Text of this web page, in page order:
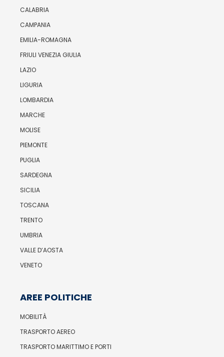
CALABRIA
CAMPANIA
EMILIA-ROMAGNA
FRIULI VENEZIA GIULIA
LAZIO
LIGURIA
LOMBARDIA
MARCHE
MOLISE
PIEMONTE
PUGLIA
SARDEGNA
SICILIA
TOSCANA
TRENTO
UMBRIA
VALLE D’AOSTA
VENETO
AREE POLITICHE
MOBILITÀ
TRASPORTO AEREO
TRASPORTO MARITTIMO E PORTI